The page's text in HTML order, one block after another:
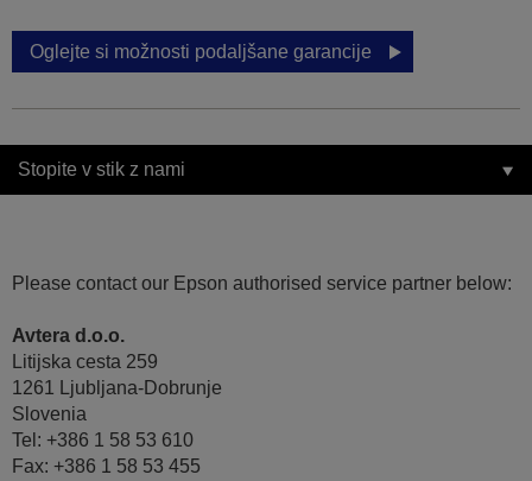
Oglejte si možnosti podaljšane garancije
Stopite v stik z nami
Please contact our Epson authorised service partner below:
Avtera d.o.o.
Litijska cesta 259
1261 Ljubljana-Dobrunje
Slovenia
Tel: +386 1 58 53 610
Fax: +386 1 58 53 455